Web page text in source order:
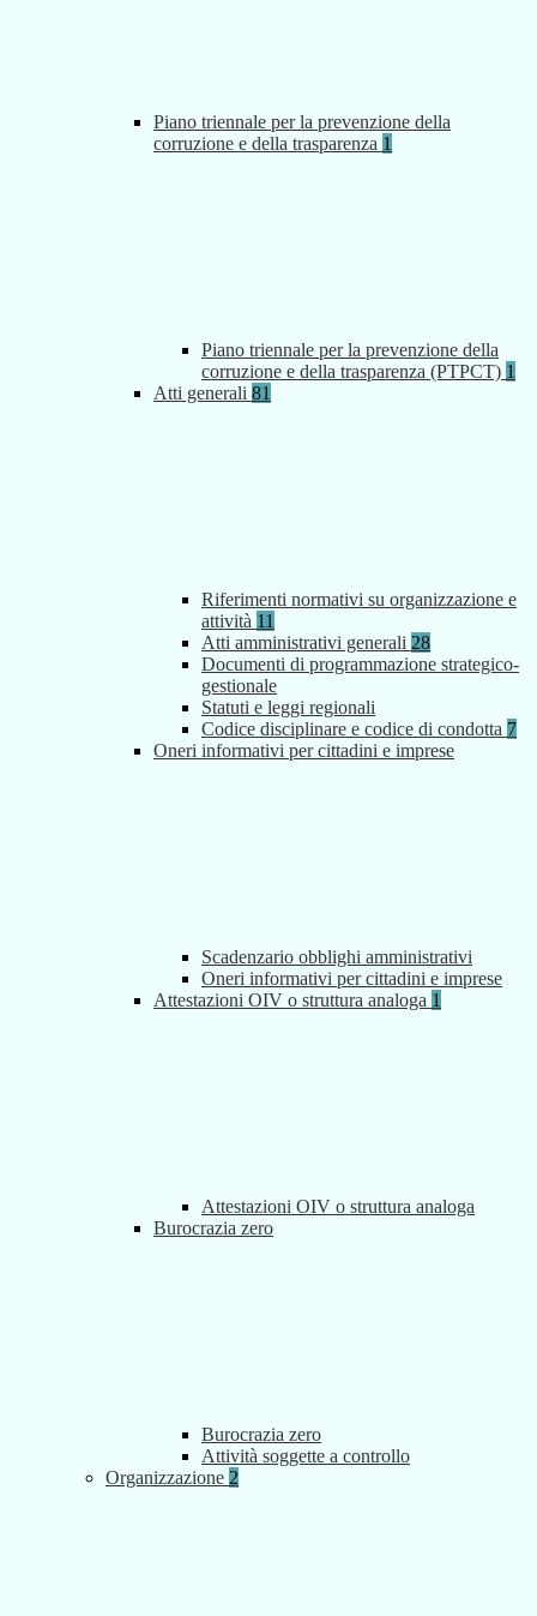
Piano triennale per la prevenzione della
corruzione e della trasparenza 1
Piano triennale per la prevenzione della
corruzione e della trasparenza (PTPCT) 1
Atti generali 81
Riferimenti normativi su organizzazione e
attività 11
Atti amministrativi generali 28
Documenti di programmazione strategico-
gestionale
Statuti e leggi regionali
Codice disciplinare e codice di condotta 7
Oneri informativi per cittadini e imprese
Scadenzario obblighi amministrativi
Oneri informativi per cittadini e imprese
Attestazioni OIV o struttura analoga 1
Attestazioni OIV o struttura analoga
Burocrazia zero
Burocrazia zero
Attività soggette a controllo
Organizzazione 2